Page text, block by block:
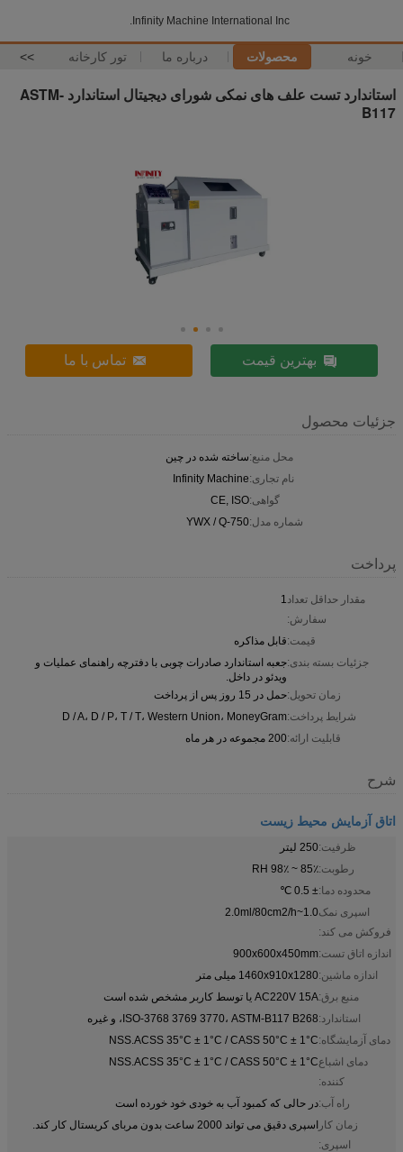
Infinity Machine International Inc.
خونه محصولات درباره ما تور کارخانه >>
استاندارد تست علف های نمکی شورای دیجیتال استاندارد ASTM-
B117
بهترین قیمت تماس با ما
جزئیات محصول
محل منبع:ساخته شده در چین
نام تجاری:Infinity Machine
گواهی:CE, ISO
شماره مدل:YWX / Q-750
پرداخت
مقدار حداقل تعداد
سفارش:
1
قیمت:قابل مذاکره
جزئیات بسته بندی:جعبه استاندارد صادرات چوبی با دفترچه راهنمای عملیات و
ویدئو در داخل.
زمان تحویل:حمل در 15 روز پس از پرداخت
شرایط پرداخت:D / A، D / P، T / T، Western Union، MoneyGram
قابلیت ارائه:200 مجموعه در هر ماه
شرح
اتاق آزمایش محیط زیست
ظرفیت:250 لیتر
رطوبت:85٪ ~ 98٪ RH
محدوده دما:± 0.5 ℃
اسپری نمک
فروکش می کند:
1.0~2.0ml/80cm2/h
اندازه اتاق تست:900x600x450mm
اندازه ماشین:1460x910x1280 میلی متر
منبع برق:AC220V 15A یا توسط کاربر مشخص شده است
استاندارد:ISO-3768 3769 3770، ASTM-B117 B268، و غیره
دمای آزمایشگاه:NSS.ACSS 35°C ± 1°C / CASS 50°C ± 1°C
دمای اشباع
کننده:
NSS.ACSS 35°C ± 1°C / CASS 50°C ± 1°C
راه آب:در حالی که کمبود آب به خودی خود خورده است
زمان کار
اسپری:
اسپری دقیق می تواند 2000 ساعت بدون مربای کریستال کار کند.